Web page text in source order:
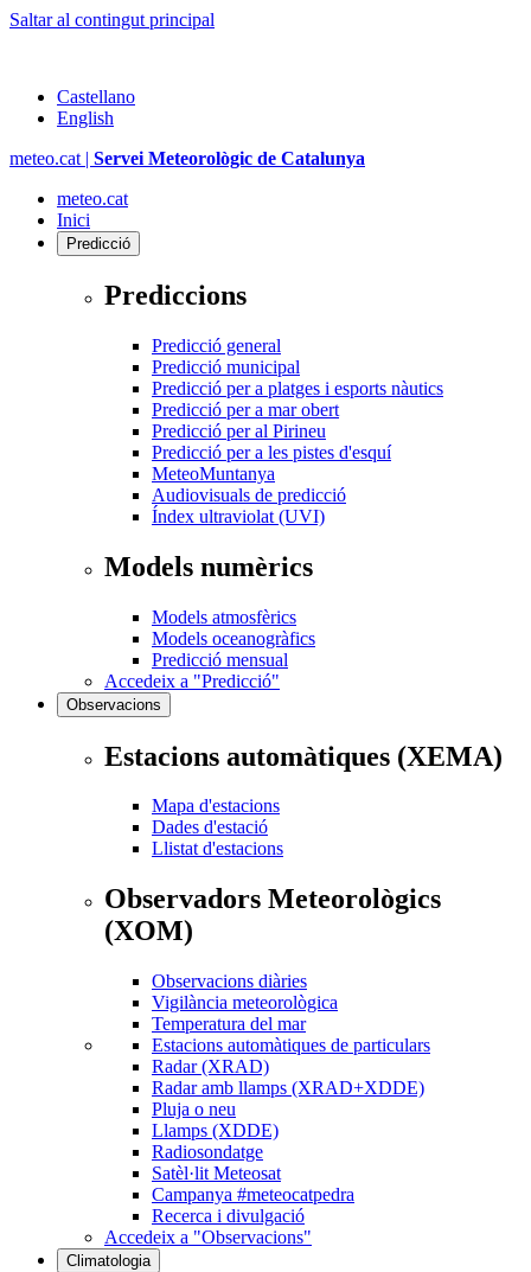
Saltar al contingut principal
Castellano
English
meteo.cat | Servei Meteorològic de Catalunya
meteo.cat
Inici
Predicció
Prediccions
Predicció general
Predicció municipal
Predicció per a platges i esports nàutics
Predicció per a mar obert
Predicció per al Pirineu
Predicció per a les pistes d'esquí
MeteoMuntanya
Audiovisuals de predicció
Índex ultraviolat (UVI)
Models numèrics
Models atmosfèrics
Models oceanogràfics
Predicció mensual
Accedeix a "Predicció"
Observacions
Estacions automàtiques (XEMA)
Mapa d'estacions
Dades d'estació
Llistat d'estacions
Observadors Meteorològics
(XOM)
Observacions diàries
Vigilància meteorològica
Temperatura del mar
Estacions automàtiques de particulars
Radar (XRAD)
Radar amb llamps (XRAD+XDDE)
Pluja o neu
Llamps (XDDE)
Radiosondatge
Satèl·lit Meteosat
Campanya #meteocatpedra
Recerca i divulgació
Accedeix a "Observacions"
Climatologia